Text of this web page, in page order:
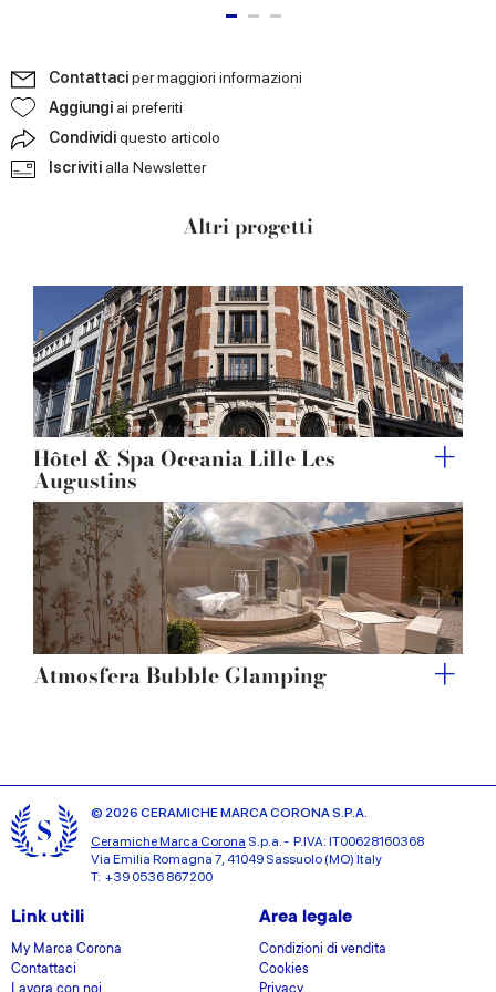
Contattaciper maggiori informazioni
Aggiungi ai preferiti
Condividiquesto articolo
Iscriviti alla Newsletter
Altri progetti
Hôtel & Spa Oceania Lille Les
Augustins
Atmosfera Bubble Glamping
© 2026 CERAMICHE MARCA CORONA S.P.A.
Ceramiche Marca Corona S.p.a. - P.IVA: IT00628160368
Via Emilia Romagna 7, 41049 Sassuolo (MO) Italy
T: +39 0536 867200
Link utili
My Marca Corona
Contattaci
Area legale
Condizioni di vendita
Cookies